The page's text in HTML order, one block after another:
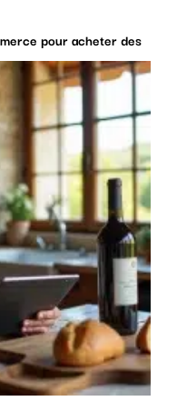
pour acheter des